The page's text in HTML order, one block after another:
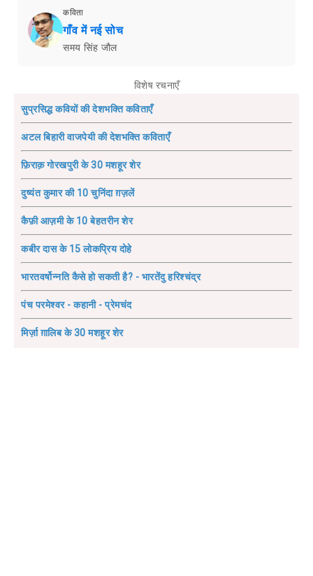
कविता
गाँव में नई सोच
समय सिंह जौल
विशेष रचनाएँ
सुप्रसिद्ध कवियों की देशभक्ति कविताएँ
अटल बिहारी वाजपेयी की देशभक्ति कविताएँ
फ़िराक़ गोरखपुरी के 30 मशहूर शेर
दुष्यंत कुमार की 10 चुनिंदा ग़ज़लें
कैफ़ी आज़मी के 10 बेहतरीन शेर
कबीर दास के 15 लोकप्रिय दोहे
भारतवर्षोन्नति कैसे हो सकती है? - भारतेंदु हरिश्चंद्र
पंच परमेश्वर - कहानी - प्रेमचंद
मिर्ज़ा ग़ालिब के 30 मशहूर शेर